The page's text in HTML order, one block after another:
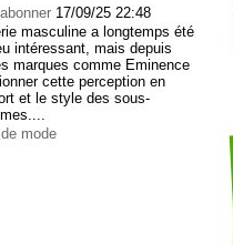
17/09/25 22:48
masculine a longtemps été
intéressant, mais depuis
marques comme Eminence
cette perception en
et le style des sous-
mode